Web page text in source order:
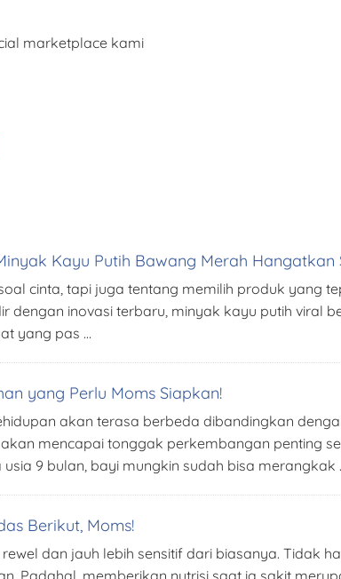
marketplace kami
Kayu Putih Bawang Merah Hangatkan
cinta, tapi juga tentang memilih produk yang
inovasi terbaru, minyak kayu putih viral
yang pas …
yang Perlu Moms Siapkan!
akan terasa berbeda dibandingkan
mencapai tonggak perkembangan penting
9 bulan, bayi mungkin sudah bisa merangkak
Berikut, Moms!
dan jauh lebih sensitif dari biasanya. Tidak